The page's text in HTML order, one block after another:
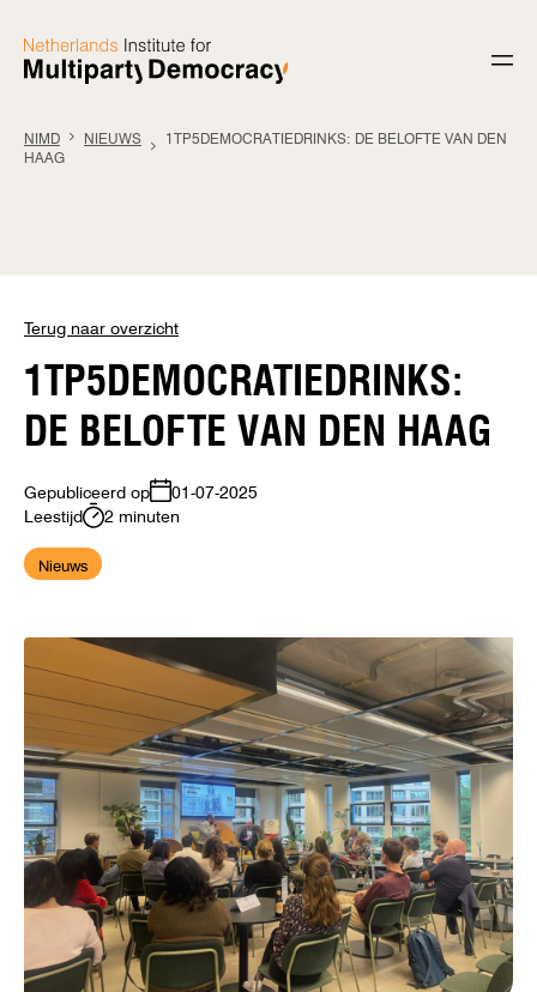
NIMD NIEUWS 1TP5DEMOCRATIEDRINKS: DE BELOFTE VAN DEN
HAAG
Terug naar overzicht
1TP5DEMOCRATIEDRINKS:
DE BELOFTE VAN DEN HAAG
Gepubliceerd op 01-07-2025
Leestijd 2 minuten
Nieuws